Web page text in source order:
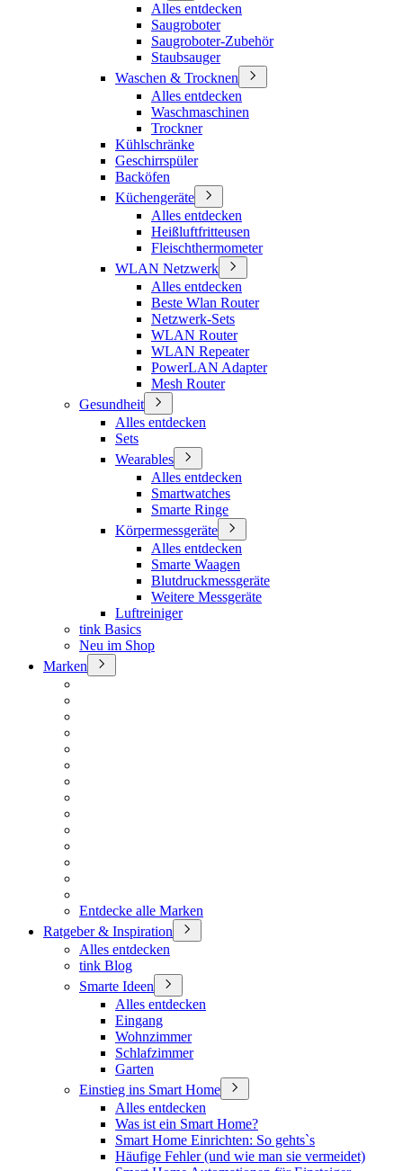
Alles entdecken
Saugroboter
Saugroboter-Zubehör
Staubsauger
Waschen & Trocknen
Alles entdecken
Waschmaschinen
Trockner
Kühlschränke
Geschirrspüler
Backöfen
Küchengeräte
Alles entdecken
Heißluftfritteusen
Fleischthermometer
WLAN Netzwerk
Alles entdecken
Beste Wlan Router
Netzwerk-Sets
WLAN Router
WLAN Repeater
PowerLAN Adapter
Mesh Router
Gesundheit
Alles entdecken
Sets
Wearables
Alles entdecken
Smartwatches
Smarte Ringe
Körpermessgeräte
Alles entdecken
Smarte Waagen
Blutdruckmessgeräte
Weitere Messgeräte
Luftreiniger
tink Basics
Neu im Shop
Marken
Entdecke alle Marken
Ratgeber & Inspiration
Alles entdecken
tink Blog
Smarte Ideen
Alles entdecken
Eingang
Wohnzimmer
Schlafzimmer
Garten
Einstieg ins Smart Home
Alles entdecken
Was ist ein Smart Home?
Smart Home Einrichten: So gehts`s
Häufige Fehler (und wie man sie vermeidet)